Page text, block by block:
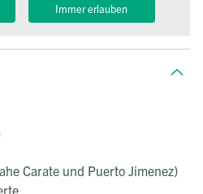
Immer erlauben
Carate und Puerto Jimenez)